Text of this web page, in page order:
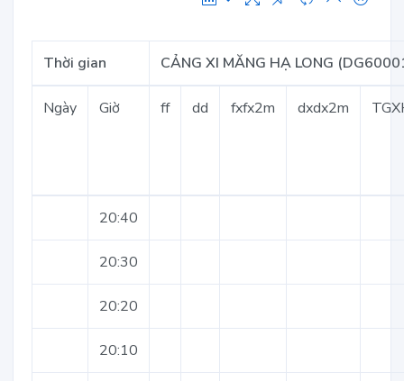
Thời gian CẢNG XI MĂNG HẠ LONG
Ngày Giờ ff dd fxfx2m dxdx2m
20:40
20:30
20:20
20:10